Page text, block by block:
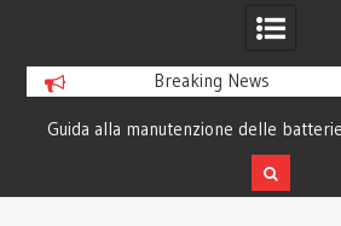
Breaking News
Guida alla manutenzione delle batterie
dei laptop moderni